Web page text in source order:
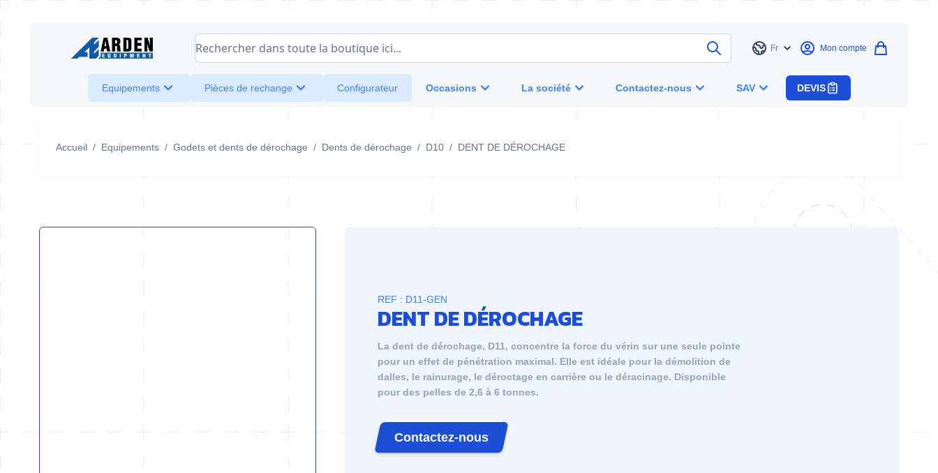
Rechercher dans toute la boutique ici...
Langue
Fr Mon compte
Equipements Pièces de rechange Configurateur Occasions La société Contactez-nous SAV DEVIS
Accueil / Equipements / Godets et dents de dérochage / Dents de dérochage / D10 / DENT DE DÉROCHAGE
REF : D11-GEN
DENT DE DÉROCHAGE
La dent de dérochage, D11, concentre la force du vérin sur une seule pointe
pour un effet de pénétration maximal. Elle est idéale pour la démolition de
dalles, le rainurage, le déroctage en carrière ou le déracinage. Disponible
pour des pelles de 2,6 à 6 tonnes.
Contactez-nous